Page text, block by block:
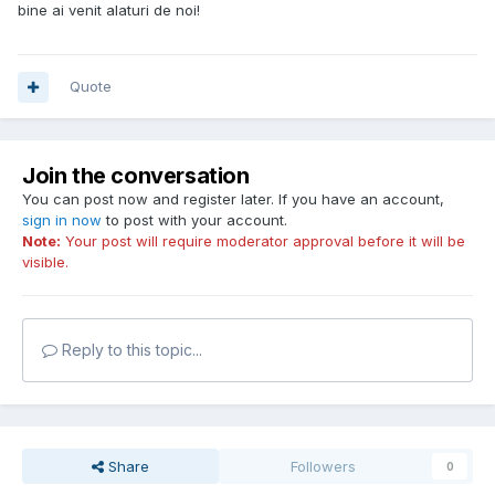
bine ai venit alaturi de noi!
Quote
Join the conversation
You can post now and register later. If you have an account,
sign in now to post with your account.
Note: Your post will require moderator approval before it will be
visible.
Reply to this topic...
Share Followers 0